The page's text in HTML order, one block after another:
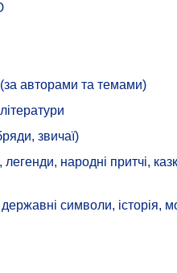
авторами та темами)
звичаї)
народні притчі,
символи, історія,